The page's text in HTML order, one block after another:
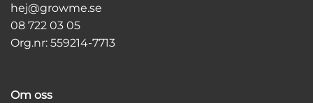
hej@growme.se
08 722 03 05
Org.nr: 559214-7713
Om oss